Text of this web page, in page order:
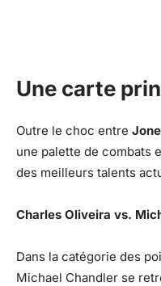
Une carte
Outre le choc entre
une palette de combats
des meilleurs talents
Charles Oliveira vs.
Dans la catégorie des
Michael Chandler se